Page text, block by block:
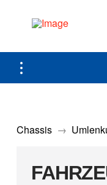
Chassis →